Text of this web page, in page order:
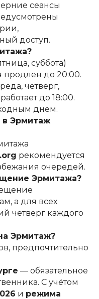
сеансы
доступ.
суббота)
до 20:00.
четверг,
до 18:00.
днем.
Эрмитаж
рекомендуется
очередей.
Эрмитажа?
а для всех
четверг каждого
Эрмитаж?
предпочтительно
— обязательное
С учётом
и режима